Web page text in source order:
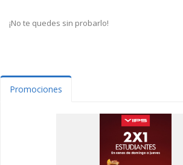
¡No te quedes sin probarlo!
Promociones